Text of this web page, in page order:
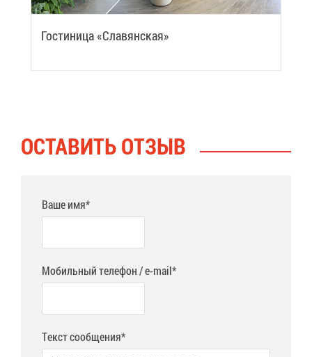
Го­сти­ни­ца «Сла­вян­ская»
ОСТА­ВИТЬ ОТ­ЗЫВ
Ваше имя*
Мобильный телефон / e-mail*
Текст сообщения*